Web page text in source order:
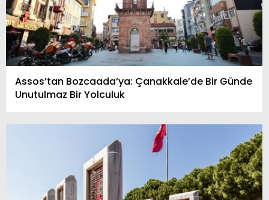
Assos’tan Bozcaada’ya: Çanakkale’de Bir Günde
Unutulmaz Bir Yolculuk